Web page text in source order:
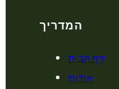
המדריך
דף הבית
אודות